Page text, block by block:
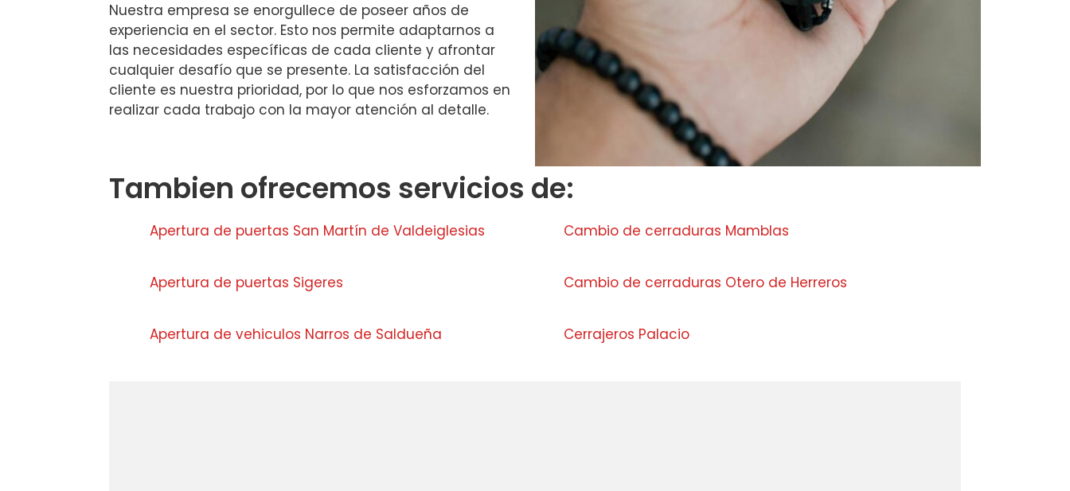
Nuestra empresa se enorgullece de poseer años de
experiencia en el sector. Esto nos permite adaptarnos a
las necesidades específicas de cada cliente y afrontar
cualquier desafío que se presente. La satisfacción del
cliente es nuestra prioridad, por lo que nos esforzamos en
realizar cada trabajo con la mayor atención al detalle.
Tambien ofrecemos servicios de:
Apertura de puertas San Martín de Valdeiglesias Cambio de cerraduras Mamblas
Apertura de puertas Sigeres Cambio de cerraduras Otero de Herreros
Apertura de vehiculos Narros de Saldueña Cerrajeros Palacio